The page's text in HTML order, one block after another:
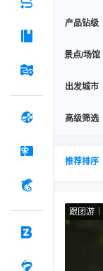
产品钻级
景点/场馆
出发城市
高级筛选
推荐排序
跟团游